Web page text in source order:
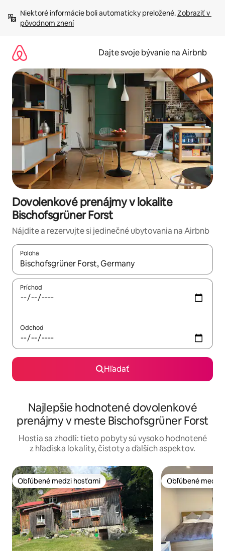
obsah.
Niektoré informácie boli automaticky preložené. Zobraziť v
pôvodnom znení
Dajte svoje bývanie na Airbnb
Dovolenkové prenájmy v lokalite
Bischofsgrüner Forst
Nájdite a rezervujte si jedinečné ubytovania na Airbnb
Poloha
Keď budú výsledky k dispozícii, môžete si ich prechádzať
Príchod
Odchod
Hľadať
Najlepšie hodnotené dovolenkové
prenájmy v meste Bischofsgrüner Forst
Hostia sa zhodli: tieto pobyty sú vysoko hodnotené
z hľadiska lokality, čistoty a ďalších aspektov.
Obľúbené medzi hosťami
Obľúbené medzi hosťami Obľúbené medzi
Obľúbené medzi